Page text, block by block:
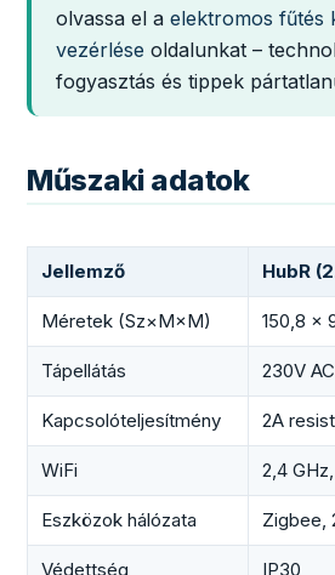
olvassa el a elektromos fűtés
vezérlése oldalunkat –
fogyasztás és tippek
Műszaki adatok
Jellemző HubR
Méretek (Sz×M×M) 150,8 ×
Tápellátás 230V
Kapcsolóteljesítmény 2A
WiFi 2,4
Eszközok hálózata Zigbee,
Védettség IP30